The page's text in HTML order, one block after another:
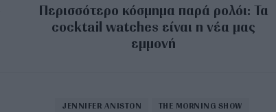
Περισσότερο κόσμημα παρά ρολόι: Τα
cocktail watches είναι η νέα μας
εμμονή
JENNIFER ANISTON THE MORNING SHOW